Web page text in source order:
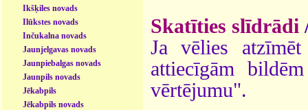
Ikšķiles novads
Ilūkstes novads
Inčukalna novads
Jaunjelgavas novads
Jaunpiebalgas novads
Jaunpils novads
Jēkabpils
Jēkabpils novads
Skatīties slīdrādi
Ja vēlies
attiecīgām
vērtējumu".